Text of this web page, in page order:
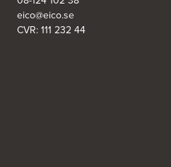
Hantverkarvägen 14
187 66 Täby
Tel.:0046-86300150
eico@eico.se
CVR: 111 232 44